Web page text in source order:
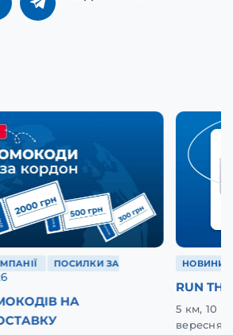
ПОСИЛКИ ЗА
НА
НОВИНИ
RUN
5 км, 10
вересня